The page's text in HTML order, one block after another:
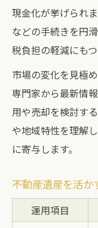
現金化が挙げられ
などの手続きを円
税負担の軽減にもつ
市場の変化を見極
専門家から最新情
用や売却を検討す
や地域特性を理解
に寄与します。
不動産遺産を活か
運用項目